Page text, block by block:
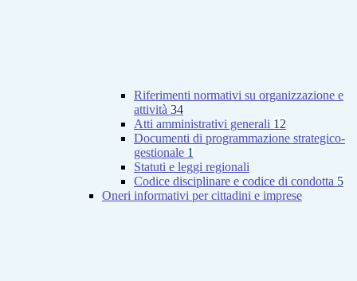
Riferimenti normativi su organizzazione e
attività 34
Atti amministrativi generali 12
Documenti di programmazione strategico-
gestionale 1
Statuti e leggi regionali
Codice disciplinare e codice di condotta 5
Oneri informativi per cittadini e imprese